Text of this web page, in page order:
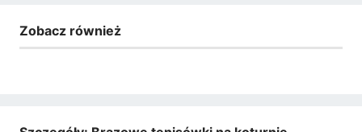
Zobacz również